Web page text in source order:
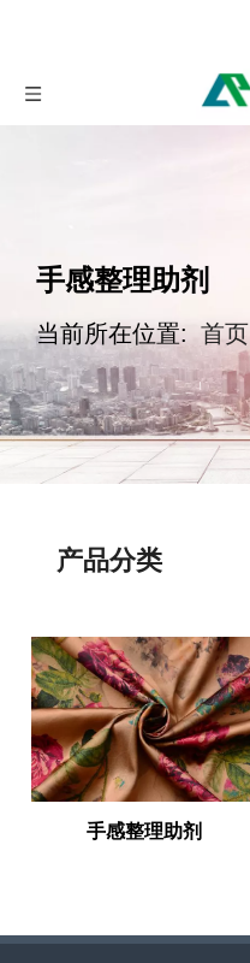
手感整理助剂
当前所在位置: 首页
产品分类
手感整理助剂